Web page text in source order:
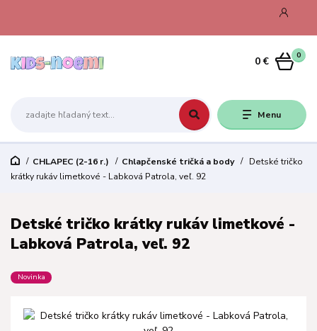
Menu
0
0 €
CHLAPEC (2-16 r.) Chlapčenské tričká a body
Detské tričko
krátky rukáv limetkové - Labková Patrola, veľ. 92
Detské tričko krátky rukáv limetkové -
Labková Patrola, veľ. 92
Novinka